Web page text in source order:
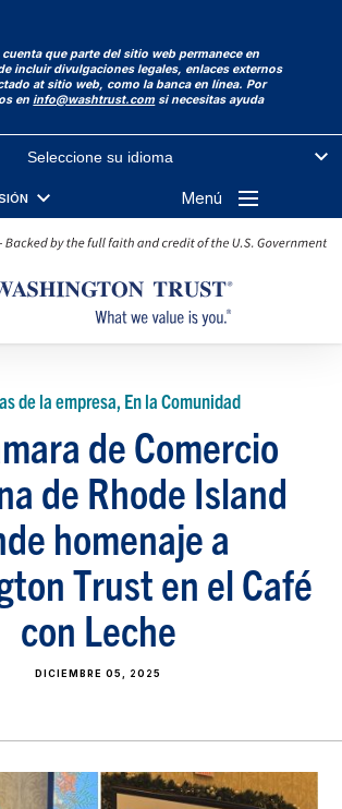
que parte del sitio web permanece en
incluir divulgaciones legales, enlaces externos
at sitio web, como la banca en línea. Por
eninfo@washtrust.com si necesitas ayuda
Seleccione su idioma
Menú
de la empresa, En la Comunidad
de Comercio
de Rhode Island
homenaje a
Trust en el Café
con Leche
DICIEMBRE 05, 2025